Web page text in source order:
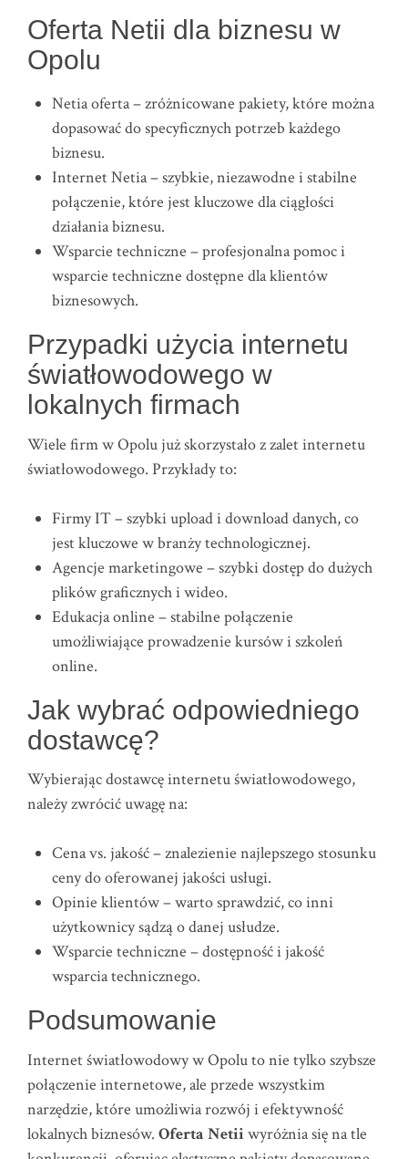
Oferta Netii dla biznesu w
Opolu
Netia oferta – zróżnicowane pakiety, które można
dopasować do specyficznych potrzeb każdego
biznesu.
Internet Netia – szybkie, niezawodne i stabilne
połączenie, które jest kluczowe dla ciągłości
działania biznesu.
Wsparcie techniczne – profesjonalna pomoc i
wsparcie techniczne dostępne dla klientów
biznesowych.
Przypadki użycia internetu
światłowodowego w
lokalnych firmach
Wiele firm w Opolu już skorzystało z zalet internetu
światłowodowego. Przykłady to:
Firmy IT – szybki upload i download danych, co
jest kluczowe w branży technologicznej.
Agencje marketingowe – szybki dostęp do dużych
plików graficznych i wideo.
Edukacja online – stabilne połączenie
umożliwiające prowadzenie kursów i szkoleń
online.
Jak wybrać odpowiedniego
dostawcę?
Wybierając dostawcę internetu światłowodowego,
należy zwrócić uwagę na:
Cena vs. jakość – znalezienie najlepszego stosunku
ceny do oferowanej jakości usługi.
Opinie klientów – warto sprawdzić, co inni
użytkownicy sądzą o danej usłudze.
Wsparcie techniczne – dostępność i jakość
wsparcia technicznego.
Podsumowanie
Internet światłowodowy w Opolu to nie tylko szybsze
połączenie internetowe, ale przede wszystkim
narzędzie, które umożliwia rozwój i efektywność
lokalnych biznesów. Oferta Netii wyróżnia się na tle